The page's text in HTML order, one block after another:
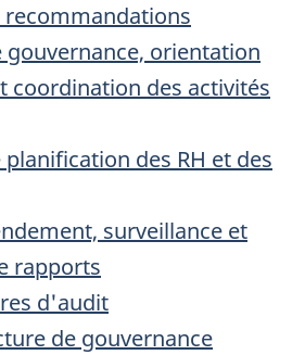
gouvernance, orientation
coordination des activités
planification des RH et des
surveillance et
rapports
d'audit
de gouvernance